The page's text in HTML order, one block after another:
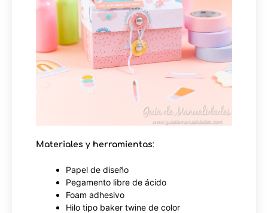
Materiales y herramientas:
Papel de diseño
Pegamento libre de ácido
Foam adhesivo
Hilo tipo baker twine de color